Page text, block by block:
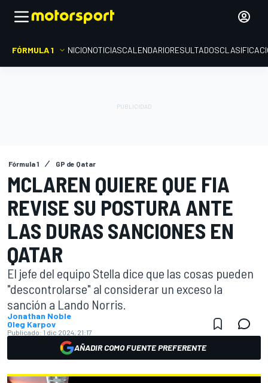
FÓRMULA 1 INICIONOTICIASCALENDARIORESULTADOS
Fórmula 1 GP de Qatar
MCLAREN QUIERE QUE FIA
REVISE SU POSTURA ANTE
LAS DURAS SANCIONES EN
QATAR
El jefe del equipo Stella dice que las cosas pueden
"descontrolarse" al considerar un exceso la
sanción a Lando Norris.
Jonathan Noble
Oleg Karpov
Publicado: 1 dic 2024, 21:17
AÑADIR COMO FUENTE PREFERENTE